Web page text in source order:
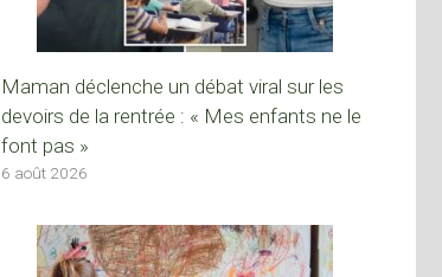
Maman déclenche un débat viral sur les
devoirs de la rentrée : « Mes enfants ne le
font pas »
6 août 2026